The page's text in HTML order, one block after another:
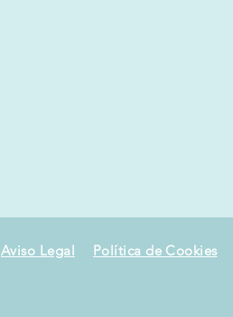
Aviso Legal Política de Cookies